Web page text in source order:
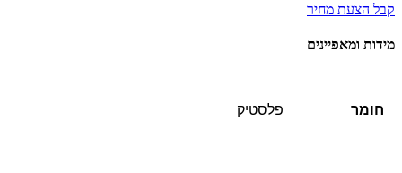
קבל הצעת מחיר
מידות ומאפיינים
חומר פלסטיק